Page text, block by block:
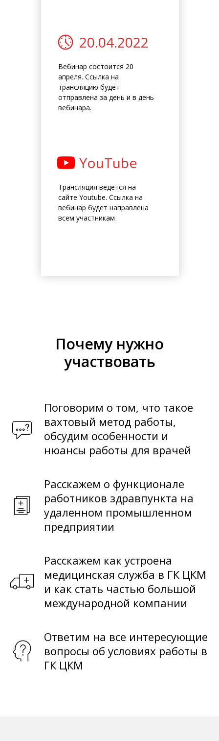
20.04.2022
YouTube
Вебинар состоится 20
апреля. Ссылка на
трансляцию будет
отправлена за день и в день
вебинара.
Трансляция ведется на
сайте Youtube. Ссылка на
вебинар будет направлена
всем участникам
Почему нужно
участвовать
Поговорим о том, что такое
вахтовый метод работы,
обсудим особенности и
нюансы работы для врачей
Расскажем о функционале
работников здравпункта на
удаленном промышленном
предприятии
Расскажем как устроена
медицинская служба в ГК ЦКМ
и как стать частью большой
международной компании
Ответим на все интересующие
вопросы об условиях работы в
ГК ЦКМ